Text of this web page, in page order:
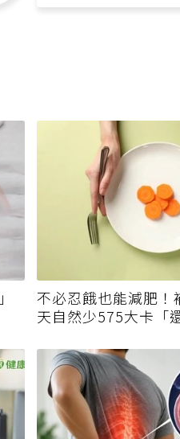
不必忍餓也能減肥！
天自然少575大卡「
的」